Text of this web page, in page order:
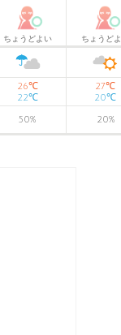
ちょうどよい ちょうど
26℃
22℃
27℃
20℃
50% 20%